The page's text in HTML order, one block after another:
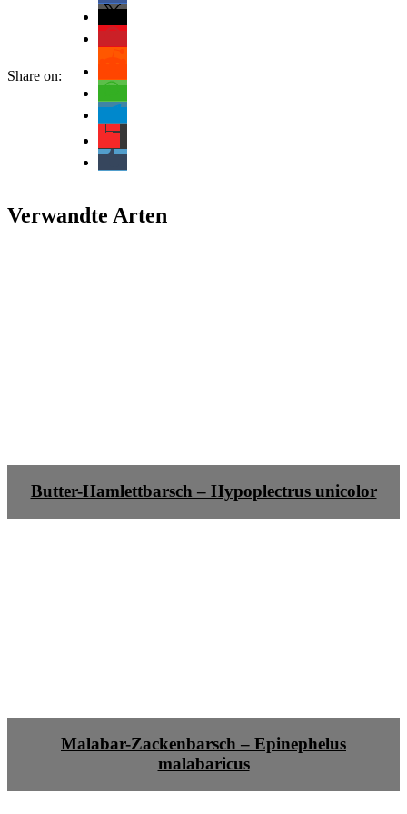
Share on:
Verwandte Arten
Butter-Hamlettbarsch – Hypoplectrus unicolor
Malabar-Zackenbarsch – Epinephelus
malabaricus